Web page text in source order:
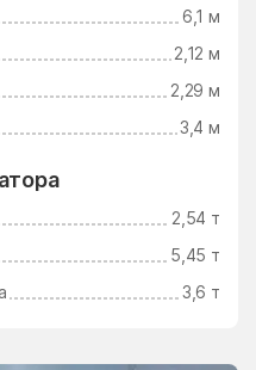
6,1 м
2,12 м
2,29 м
3,4 м
2,54 т
5,45 т
3,6 т
Филимоновское
Фряново
центральной усадьбы